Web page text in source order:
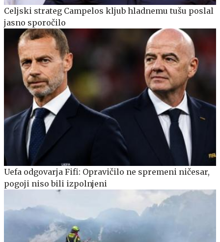
Celjski strateg Campelos kljub hladnemu tušu poslal
jasno sporočilo
Uefa odgovarja Fifi: Opravičilo ne spremeni ničesar,
pogoji niso bili izpolnjeni